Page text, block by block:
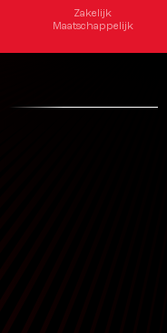
Zakelijk
Maatschappelijk